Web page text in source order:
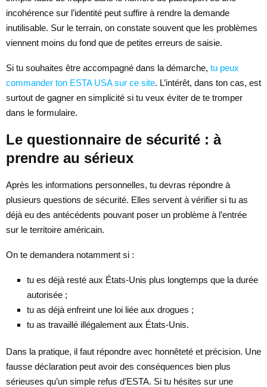
incohérence sur l’identité peut suffire à rendre la demande
inutilisable. Sur le terrain, on constate souvent que les problèmes
viennent moins du fond que de petites erreurs de saisie.
Si tu souhaites être accompagné dans la démarche, tu peux
commander ton ESTA USA sur ce site. L’intérêt, dans ton cas, est
surtout de gagner en simplicité si tu veux éviter de te tromper
dans le formulaire.
Le questionnaire de sécurité : à
prendre au sérieux
Après les informations personnelles, tu devras répondre à
plusieurs questions de sécurité. Elles servent à vérifier si tu as
déjà eu des antécédents pouvant poser un problème à l’entrée
sur le territoire américain.
On te demandera notamment si :
tu es déjà resté aux États-Unis plus longtemps que la durée
autorisée ;
tu as déjà enfreint une loi liée aux drogues ;
tu as travaillé illégalement aux États-Unis.
Dans la pratique, il faut répondre avec honnêteté et précision. Une
fausse déclaration peut avoir des conséquences bien plus
sérieuses qu’un simple refus d’ESTA. Si tu hésites sur une